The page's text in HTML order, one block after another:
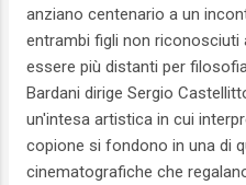
anziano centenario a un
entrambi figli non riconosciuti
essere più distanti per
Bardani dirige Sergio
un'intesa artistica in cui
copione si fondono in una di
cinematografiche che